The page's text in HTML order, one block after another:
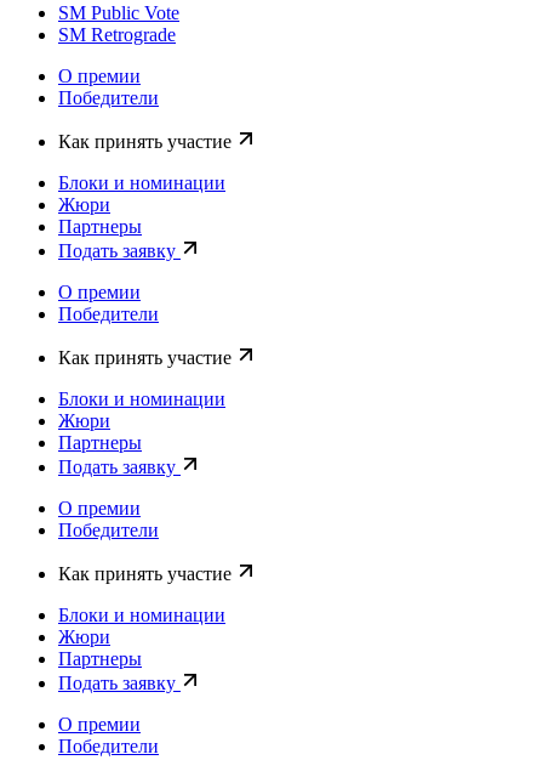
SM Public Vote
SM Retrograde
О премии
Победители
Как принять участие
Блоки и номинации
Жюри
Партнеры
Подать заявку
О премии
Победители
Как принять участие
Блоки и номинации
Жюри
Партнеры
Подать заявку
О премии
Победители
Как принять участие
Блоки и номинации
Жюри
Партнеры
Подать заявку
О премии
Победители